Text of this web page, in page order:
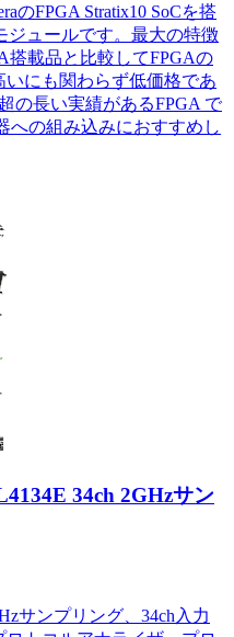
のFPGA Stratix10 SoCを搭
ジュールです。最大の特徴
搭載品と比較してFPGAの
にも関わらず低価格であ
の長い実績があるFPGA で
への組み込みにおすすめし
34ch 2GHzサン
サンプリング、34ch入力